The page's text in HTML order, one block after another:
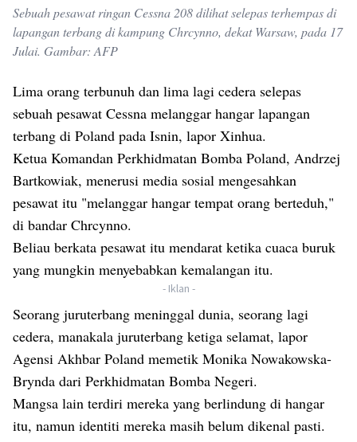
Sebuah pesawat ringan Cessna 208 dilihat selepas terhempas di
lapangan terbang di kampung Chrcynno, dekat Warsaw, pada 17
Julai. Gambar: AFP
Lima orang terbunuh dan lima lagi cedera selepas
sebuah pesawat Cessna melanggar hangar lapangan
terbang di Poland pada Isnin, lapor Xinhua.
Ketua Komandan Perkhidmatan Bomba Poland, Andrzej
Bartkowiak, menerusi media sosial mengesahkan
pesawat itu "melanggar hangar tempat orang berteduh,"
di bandar Chrcynno.
Beliau berkata pesawat itu mendarat ketika cuaca buruk
yang mungkin menyebabkan kemalangan itu.
- Iklan -
Seorang juruterbang meninggal dunia, seorang lagi
cedera, manakala juruterbang ketiga selamat, lapor
Agensi Akhbar Poland memetik Monika Nowakowska-
Brynda dari Perkhidmatan Bomba Negeri.
Mangsa lain terdiri mereka yang berlindung di hangar
itu, namun identiti mereka masih belum dikenal pasti.